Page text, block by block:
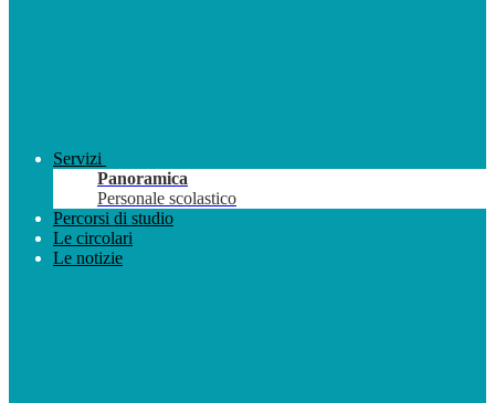
Servizi
Panoramica
Personale scolastico
Percorsi di studio
Le circolari
Le notizie